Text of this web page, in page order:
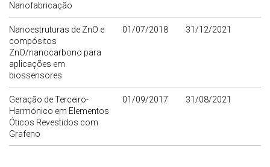
Nanofabricação
Nanoestruturas de ZnO e
compósitos
ZnO/nanocarbono para
aplicações em
biossensores
01/07/2018 31/12/2021
Geração de Terceiro-
Harmónico em Elementos
Óticos Revestidos com
Grafeno
01/09/2017 31/08/2021